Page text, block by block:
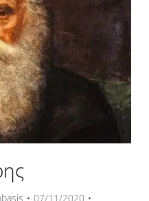
07/11/2020